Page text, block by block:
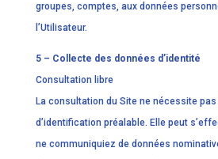
groupes, comptes, aux données
l’Utilisateur.
5 – Collecte des données d’identité
Consultation libre
La consultation du Site ne nécessite pas
d’identification préalable. Elle peut
ne communiquiez de données